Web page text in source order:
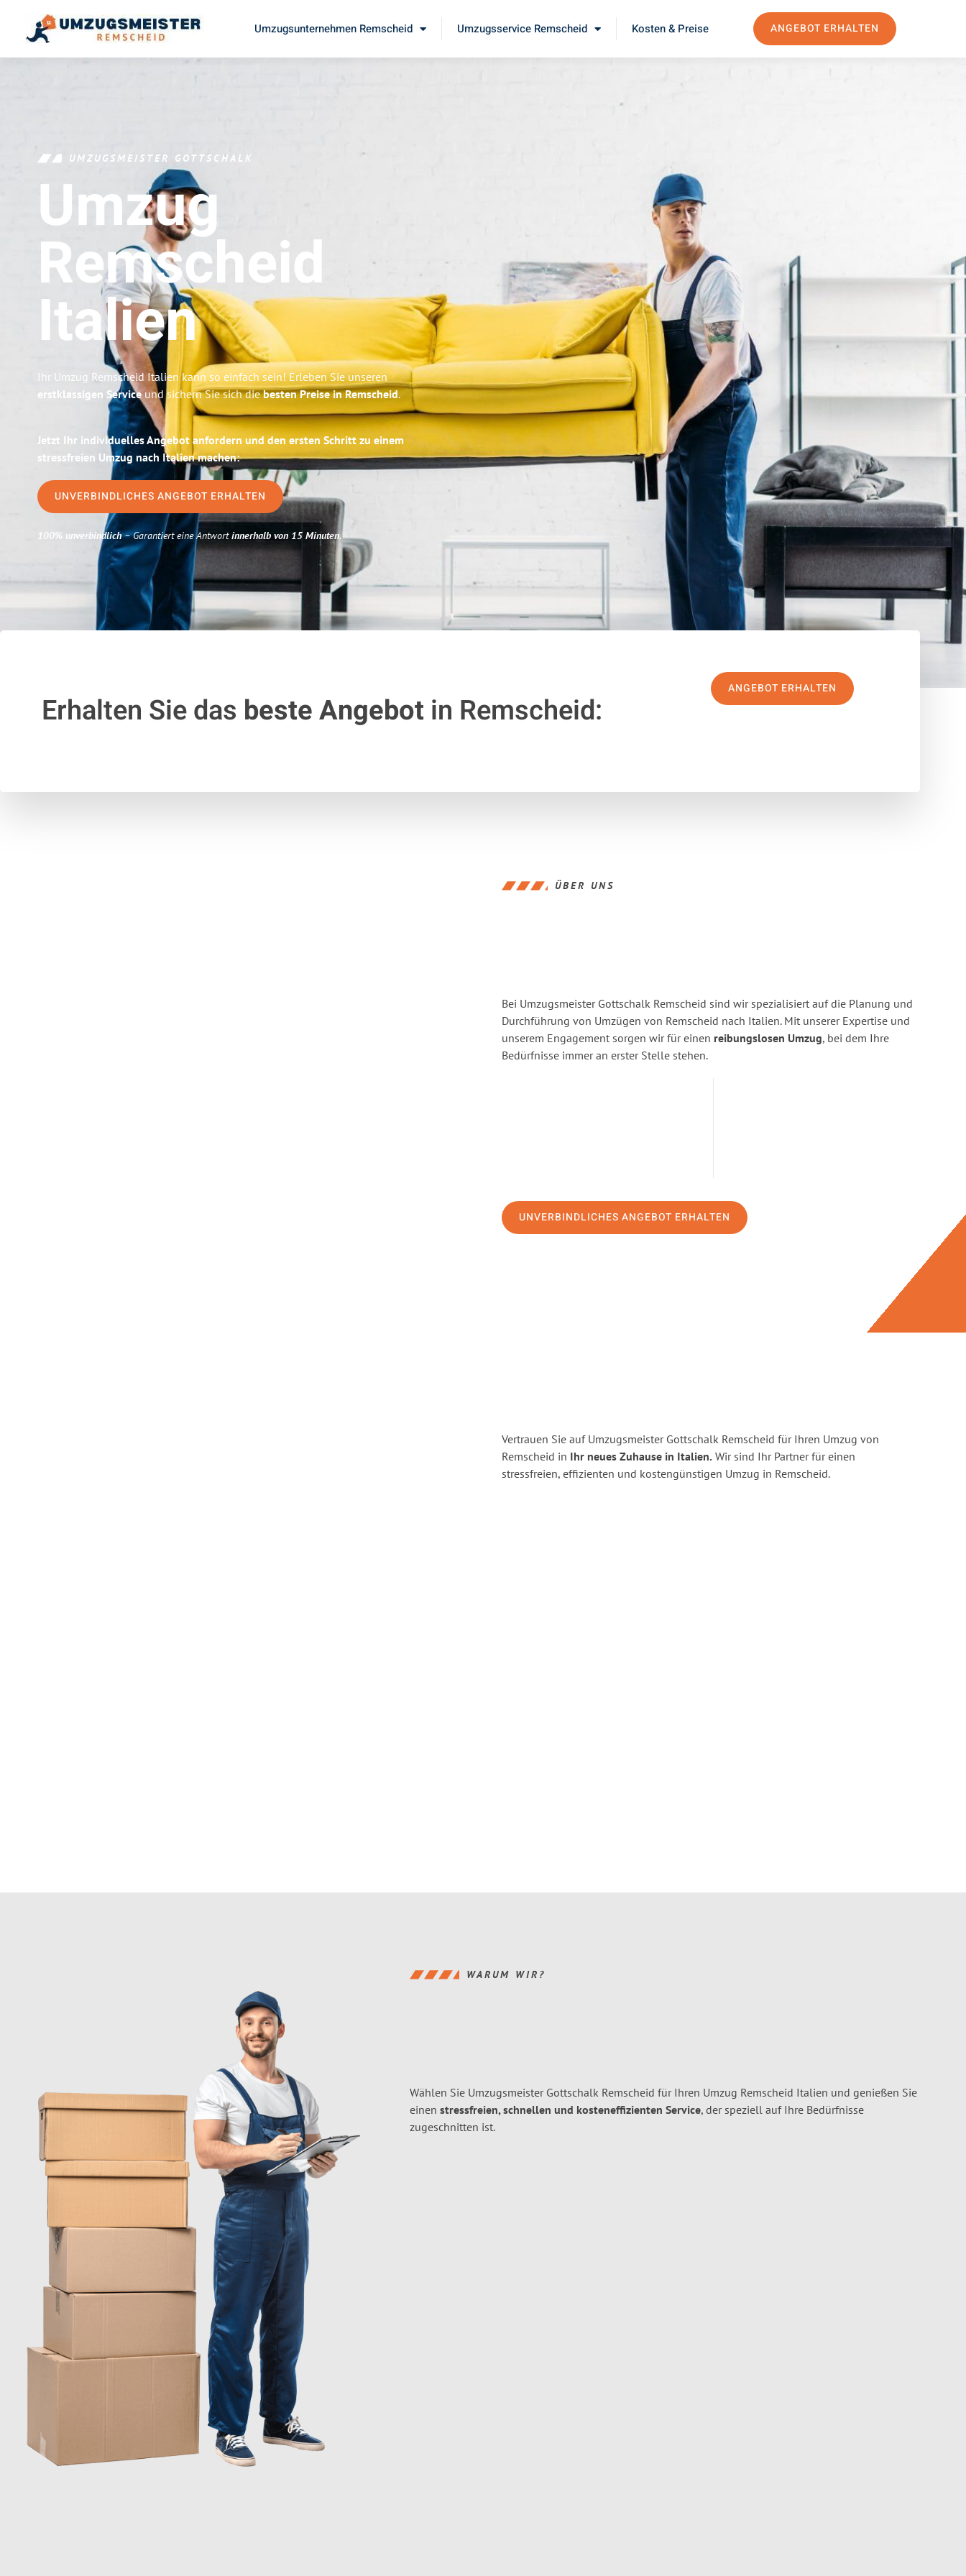
Umzugsunternehmen Remscheid Umzugsservice Remscheid Kosten & Preise ANGEBOT ERHALTEN
UMZUGSMEISTER GOTTSCHALK
Umzug
Remscheid
Italien
Ihr Umzug Remscheid Italien kann so einfach sein! Erleben Sie unseren
erstklassigen Serviceund sichern Sie sich diebesten Preise in Remscheid.
Jetzt Ihr individuelles Angebot anfordern und den ersten Schritt zu einem
stressfreien Umzug nach Italien machen:
UNVERBINDLICHES ANGEBOT ERHALTEN
100% unverbindlich– Garantiert eine Antwortinnerhalb von 15 Minuten.
Erhalten Sie das beste Angebotin Remscheid:
ANGEBOT ERHALTEN
ÜBER UNS
Bei Umzugsmeister Gottschalk Remscheid sind wir spezialisiert auf die Planung und
Durchführung von Umzügen von Remscheid nach Italien. Mit unserer Expertise und
unserem Engagement sorgen wir für einen reibungslosen Umzug, bei dem Ihre
Bedürfnisse immer an erster Stelle stehen.
UNVERBINDLICHES ANGEBOT ERHALTEN
Vertrauen Sie auf Umzugsmeister Gottschalk Remscheid für Ihren Umzug von
Remscheid in Ihr neues Zuhause in Italien. Wir sind Ihr Partner für einen
stressfreien, effizienten und kostengünstigen Umzug in Remscheid.
WARUM WIR?
Wählen Sie Umzugsmeister Gottschalk Remscheid für Ihren Umzug Remscheid Italien und genießen Sie
einen stressfreien, schnellen und kosteneffizienten Service, der speziell auf Ihre Bedürfnisse
zugeschnitten ist.